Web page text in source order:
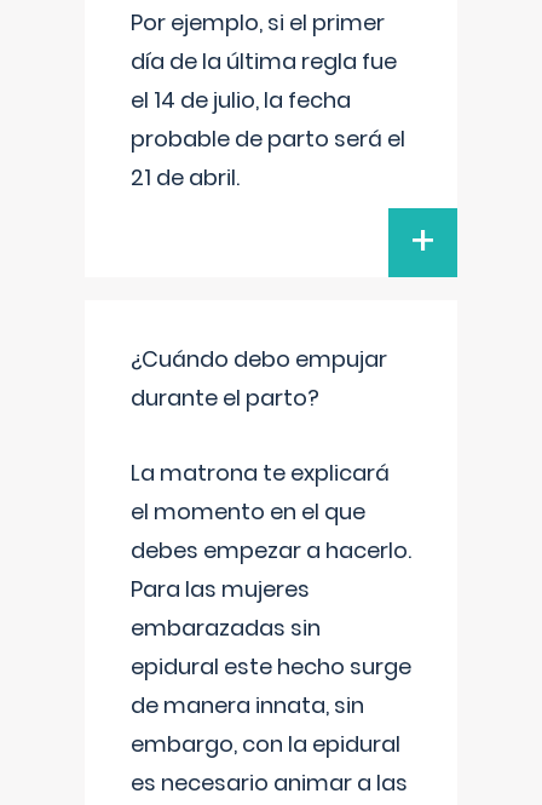
Por ejemplo, si el primer
día de la última regla fue
el 14 de julio, la fecha
probable de parto será el
21 de abril.
+
¿Cuándo debo empujar
durante el parto?
La matrona te explicará
el momento en el que
debes empezar a hacerlo.
Para las mujeres
embarazadas sin
epidural este hecho surge
de manera innata, sin
embargo, con la epidural
es necesario animar a las